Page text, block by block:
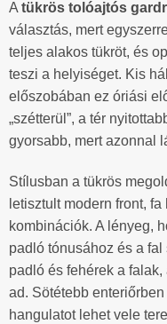
Atükrös tolóajtós
választás, mert
teljes alakos tükröt, és
teszi a helyiséget. Kis
előszobában ez óriási
„szétterül”, a tér
gyorsabb, mert azonnal
Stílusban a tükrös
letisztult modern front,
kombinációk. A lényeg,
padló tónusához és a
padló és fehérek a
ad. Sötétebb
hangulatot lehet vele